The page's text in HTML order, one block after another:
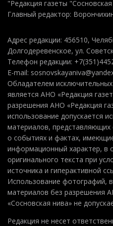
"Редакция газеты
Главный редактор:
Адрес редакции: 456510,
Долгодеревенское, ул.
Телефон редакции:
E-mail:
Обладателем
является АНО «Редакция
разрешения АНО «Редакция
использование допускается
материалов,
о событиях и фактах,
информационный характер, в
оригинального текста при
источника и гиперактивной
Использование фотографий,
материалов без разрешения
«Сосновская нива» не
Редакция не несет